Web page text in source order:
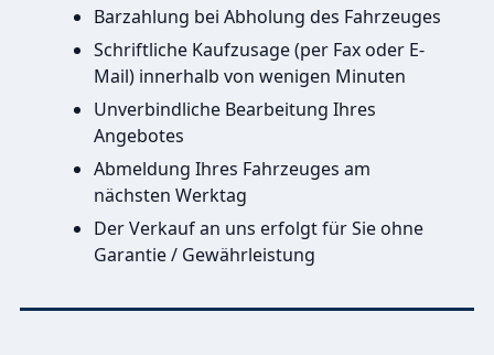
Barzahlung bei Abholung des Fahrzeuges
Schriftliche Kaufzusage (per Fax oder E-
Mail) innerhalb von wenigen Minuten
Unverbindliche Bearbeitung Ihres
Angebotes
Abmeldung Ihres Fahrzeuges am
nächsten Werktag
Der Verkauf an uns erfolgt für Sie ohne
Garantie / Gewährleistung